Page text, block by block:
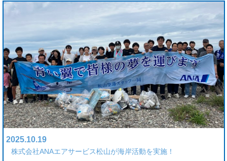
2025.10.19
株式会社ANAエアサービス松山が海岸活動を実施！